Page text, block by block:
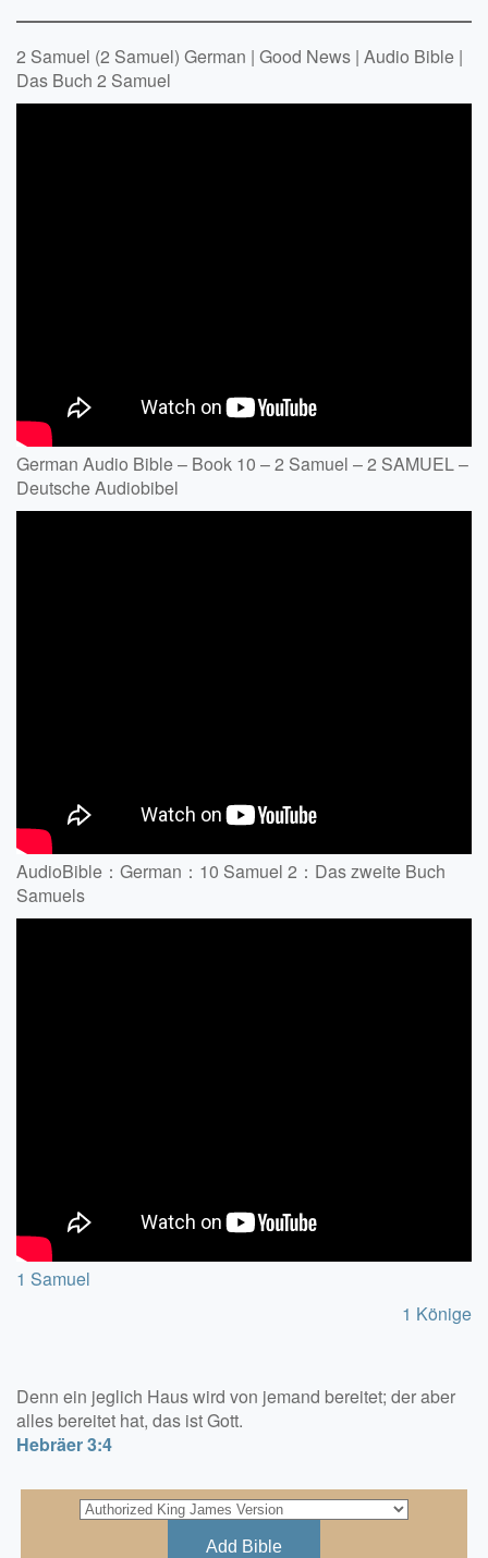
2 Samuel (2 Samuel) German | Good News | Audio Bible |
Das Buch 2 Samuel
German Audio Bible – Book 10 – 2 Samuel – 2 SAMUEL –
Deutsche Audiobibel
AudioBible：German：10 Samuel 2：Das zweite Buch
Samuels
1 Samuel
1 Könige
Denn ein jeglich Haus wird von jemand bereitet; der aber
alles bereitet hat, das ist Gott.
Hebräer 3:4
Add Bible